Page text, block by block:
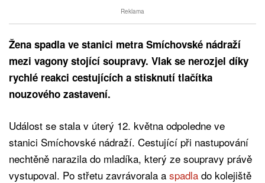
Reklama
Žena spadla ve stanici metra Smíchovské nádraží
mezi vagony stojící soupravy. Vlak se nerozjel díky
rychlé reakci cestujících a stisknutí tlačítka
nouzového zastavení.
Událost se stala v úterý 12. května odpoledne ve
stanici Smíchovské nádraží. Cestující při nastupování
nechtěně narazila do mladíka, který ze soupravy právě
vystupoval. Po střetu zavrávorala a spadla do kolejiště